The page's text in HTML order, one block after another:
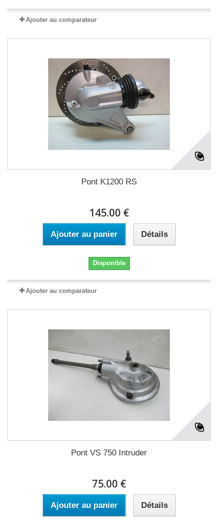
Ajouter au comparateur
Pont K1200 RS
145.00 €
Ajouter au panier Détails
Disponible
Ajouter au comparateur
Pont VS 750 Intruder
75.00 €
Ajouter au panier Détails